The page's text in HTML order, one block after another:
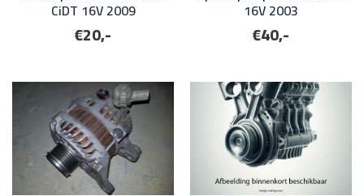
CiDT 16V 2009
€20,-
16V 2003
€40,-